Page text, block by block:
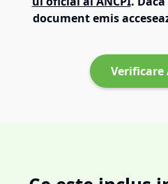
document emis
Verificare